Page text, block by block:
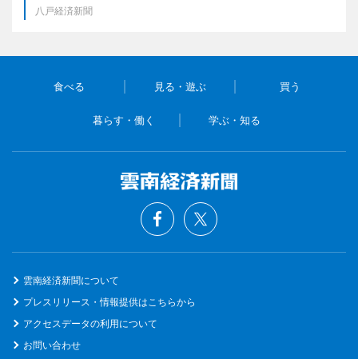
八戸経済新聞
食べる 見る・遊ぶ 買う
暮らす・働く 学ぶ・知る
雲南経済新聞について
プレスリリース・情報提供はこちらから
アクセスデータの利用について
お問い合わせ